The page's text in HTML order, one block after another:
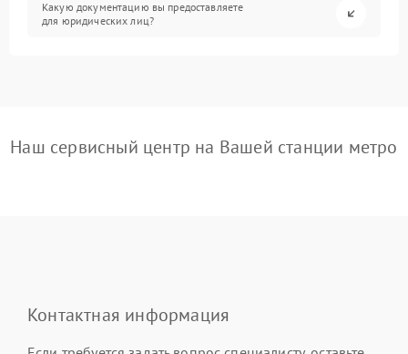
Какую документацию вы предоставляете
для юридических лиц?
Наш сервисный центр на Вашей станции метро
Контактная информация